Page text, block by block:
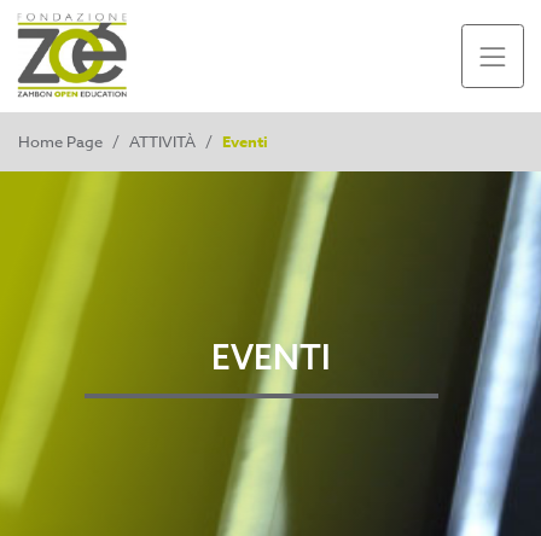
Home Page / ATTIVITÀ / Eventi
EVENTI